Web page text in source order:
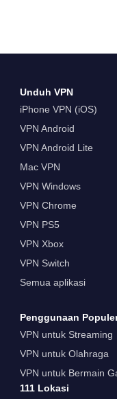
Unduh VPN
iPhone VPN (iOS)
VPN Android
VPN Android Lite
Mac VPN
VPN Windows
VPN Chrome
VPN PS5
VPN Xbox
VPN Switch
Semua aplikasi
Penggunaan
VPN untuk Streaming
VPN untuk Olahraga
VPN untuk Bermain
111 Lokasi